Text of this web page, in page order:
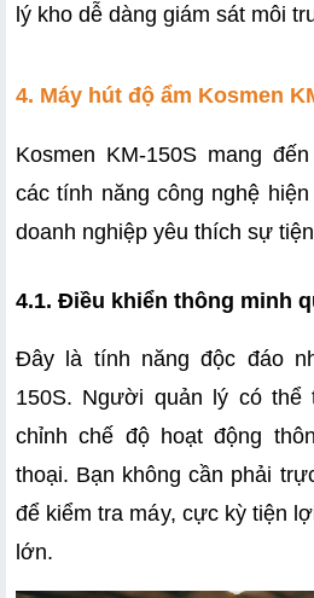
lý kho dễ dàng giám sát môi
4. Máy hút độ ẩm Kosmen
Kosmen KM-150S mang
các tính năng công nghệ
doanh nghiệp yêu thích sự
4.1. Điều khiển thông minh
Đây là tính năng độc đáo
150S. Người quản lý có thể
chỉnh chế độ hoạt động
thoại. Bạn không cần phải
để kiểm tra máy, cực kỳ tiện
lớn.